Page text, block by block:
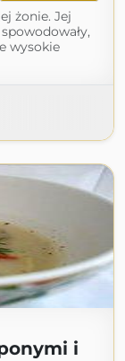
żonie. Jej
wysokie
i